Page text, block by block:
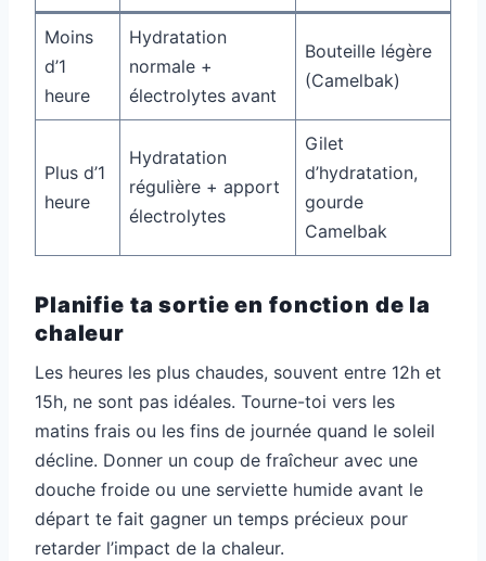
Moins
d’1
heure
Hydratation
normale +
électrolytes avant
Bouteille légère
(Camelbak)
Plus d’1
heure
Hydratation
régulière + apport
électrolytes
Gilet
d’hydratation,
gourde
Camelbak
Planifie ta sortie en fonction de la
chaleur
Les heures les plus chaudes, souvent entre 12h et
15h, ne sont pas idéales. Tourne-toi vers les
matins frais ou les fins de journée quand le soleil
décline. Donner un coup de fraîcheur avec une
douche froide ou une serviette humide avant le
départ te fait gagner un temps précieux pour
retarder l’impact de la chaleur.